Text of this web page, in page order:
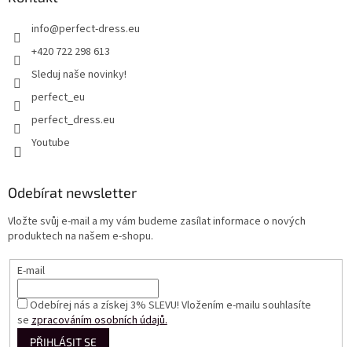
info@perfect-dress.eu
+420 722 298 613
Sleduj naše novinky!
perfect_eu
perfect_dress.eu
Youtube
Odebírat newsletter
Vložte svůj e-mail a my vám budeme zasílat informace o nových
produktech na našem e-shopu.
E-mail
Odebírej nás a získej 3% SLEVU! Vložením e-mailu souhlasíte
sezpracováním osobních údajů.
PŘIHLÁSIT SE